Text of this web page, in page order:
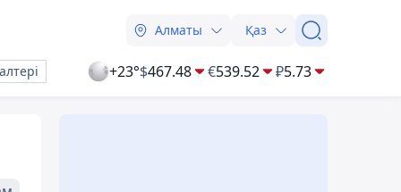
Алматы Қаз
+23°$467.48 €539.52 ₽5.73